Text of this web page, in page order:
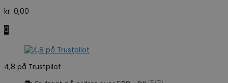
kr. 0,00
0
4,8 på Trustpilot